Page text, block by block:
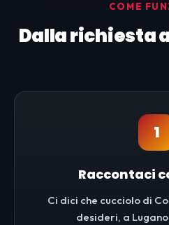
COME
Dalla richiesta
1
Raccontaci
Ci dici che cucciolo di
desideri, a